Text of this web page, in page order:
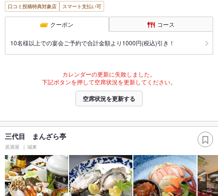
口コミ投稿特典対象店 スマート支払い可
クーポン コース
10名様以上での宴会ご予約で合計金額より1000円(税込)引き！
カレンダーの更新に失敗しました。
下記ボタンを押して空席状況を更新してください。
空席状況を更新する
三代目 まんざら亭
居酒屋 城東